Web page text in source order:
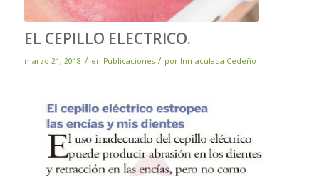
EL CEPILLO ELECTRICO.
marzo 21, 2018 / en Publicaciones / por Inmaculada Cedeño